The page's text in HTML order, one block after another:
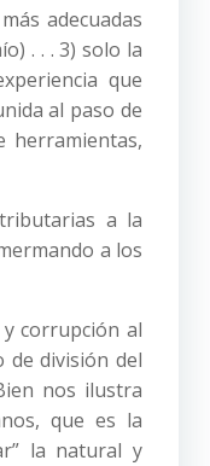
adecuadas
. . . 3) solo la
que
al paso de
herramientas,
a la
a los
y corrupción al
división del
nos ilustra
que es la
la natural y